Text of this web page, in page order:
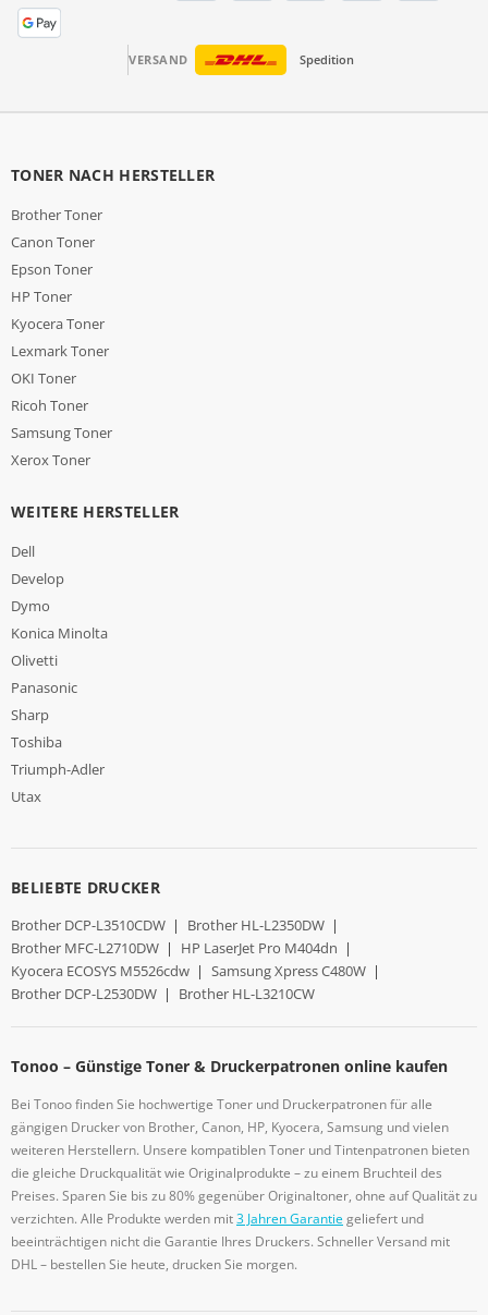
VERSAND Spedition
TONER NACH HERSTELLER
Brother Toner
Canon Toner
Epson Toner
HP Toner
Kyocera Toner
Lexmark Toner
OKI Toner
Ricoh Toner
Samsung Toner
Xerox Toner
WEITERE HERSTELLER
Dell
Develop
Dymo
Konica Minolta
Olivetti
Panasonic
Sharp
Toshiba
Triumph-Adler
Utax
BELIEBTE DRUCKER
Brother DCP-L3510CDW | Brother HL-L2350DW |
Brother MFC-L2710DW | HP LaserJet Pro M404dn |
Kyocera ECOSYS M5526cdw | Samsung Xpress C480W |
Brother DCP-L2530DW | Brother HL-L3210CW
Tonoo – Günstige Toner & Druckerpatronen online kaufen
Bei Tonoo finden Sie hochwertige Toner und Druckerpatronen für alle
gängigen Drucker von Brother, Canon, HP, Kyocera, Samsung und vielen
weiteren Herstellern. Unsere kompatiblen Toner und Tintenpatronen bieten
die gleiche Druckqualität wie Originalprodukte – zu einem Bruchteil des
Preises. Sparen Sie bis zu 80% gegenüber Originaltoner, ohne auf Qualität zu
verzichten. Alle Produkte werden mit3 Jahren Garantiegeliefert und
beeinträchtigen nicht die Garantie Ihres Druckers. Schneller Versand mit
DHL – bestellen Sie heute, drucken Sie morgen.